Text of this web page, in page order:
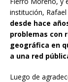
institución,
desde hace
problemas con
geográfica en
a una red
Luego de